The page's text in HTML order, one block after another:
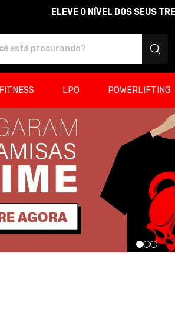
ELEVE O NÍVEL DOS SEUS
FITNESS LPO POWERLIFTING